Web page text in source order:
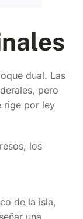
dual. Las
pero
rige por ley
los
de la isla,
una